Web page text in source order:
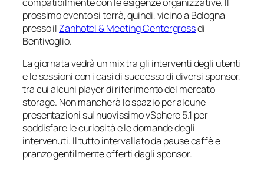
prossimo evento si terrà, quindi, vicino a Bologna
presso il Zanhotel & Meeting Centergrossdi
Bentivoglio.
La giornata vedrà un mix tra gli interventi degli utenti
e le sessioni con i casi di successo di diversi sponsor,
tra cui alcuni player di riferimento del mercato
storage. Non mancherà lo spazio per alcune
presentazioni sul nuovissimo vSphere 5.1 per
soddisfare le curiosità e le domande degli
intervenuti. Il tutto intervallato da pause caffè e
pranzo gentilmente offerti dagli sponsor.